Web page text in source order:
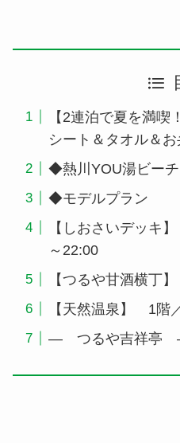
【2連泊で夏を満喫
シート＆タオル＆お
◆熱川YOU湯ビーチ
◆モデルプラン
【しおさいデッキ
～22:00
【つるや甘酒横丁
【天然温泉】 1階
― つるや吉祥亭